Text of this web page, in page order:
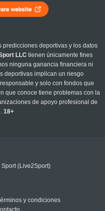
predicciones deportivas y los datos
LLC tienen únicamente fines
ninguna ganancia financiera ni
deportivas implican un riesgo
y solo con fondos que
que conoce tiene problemas con la
de apoyo profesional de
18+
(Live2Sport)
y condiciones